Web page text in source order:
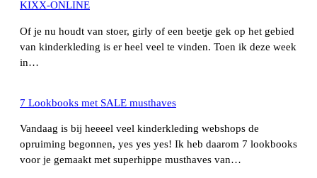
KIXX-ONLINE
Of je nu houdt van stoer, girly of een beetje gek op het gebied
van kinderkleding is er heel veel te vinden. Toen ik deze week
in…
7 Lookbooks met SALE musthaves
Vandaag is bij heeeel veel kinderkleding webshops de
opruiming begonnen, yes yes yes! Ik heb daarom 7 lookbooks
voor je gemaakt met superhippe musthaves van…